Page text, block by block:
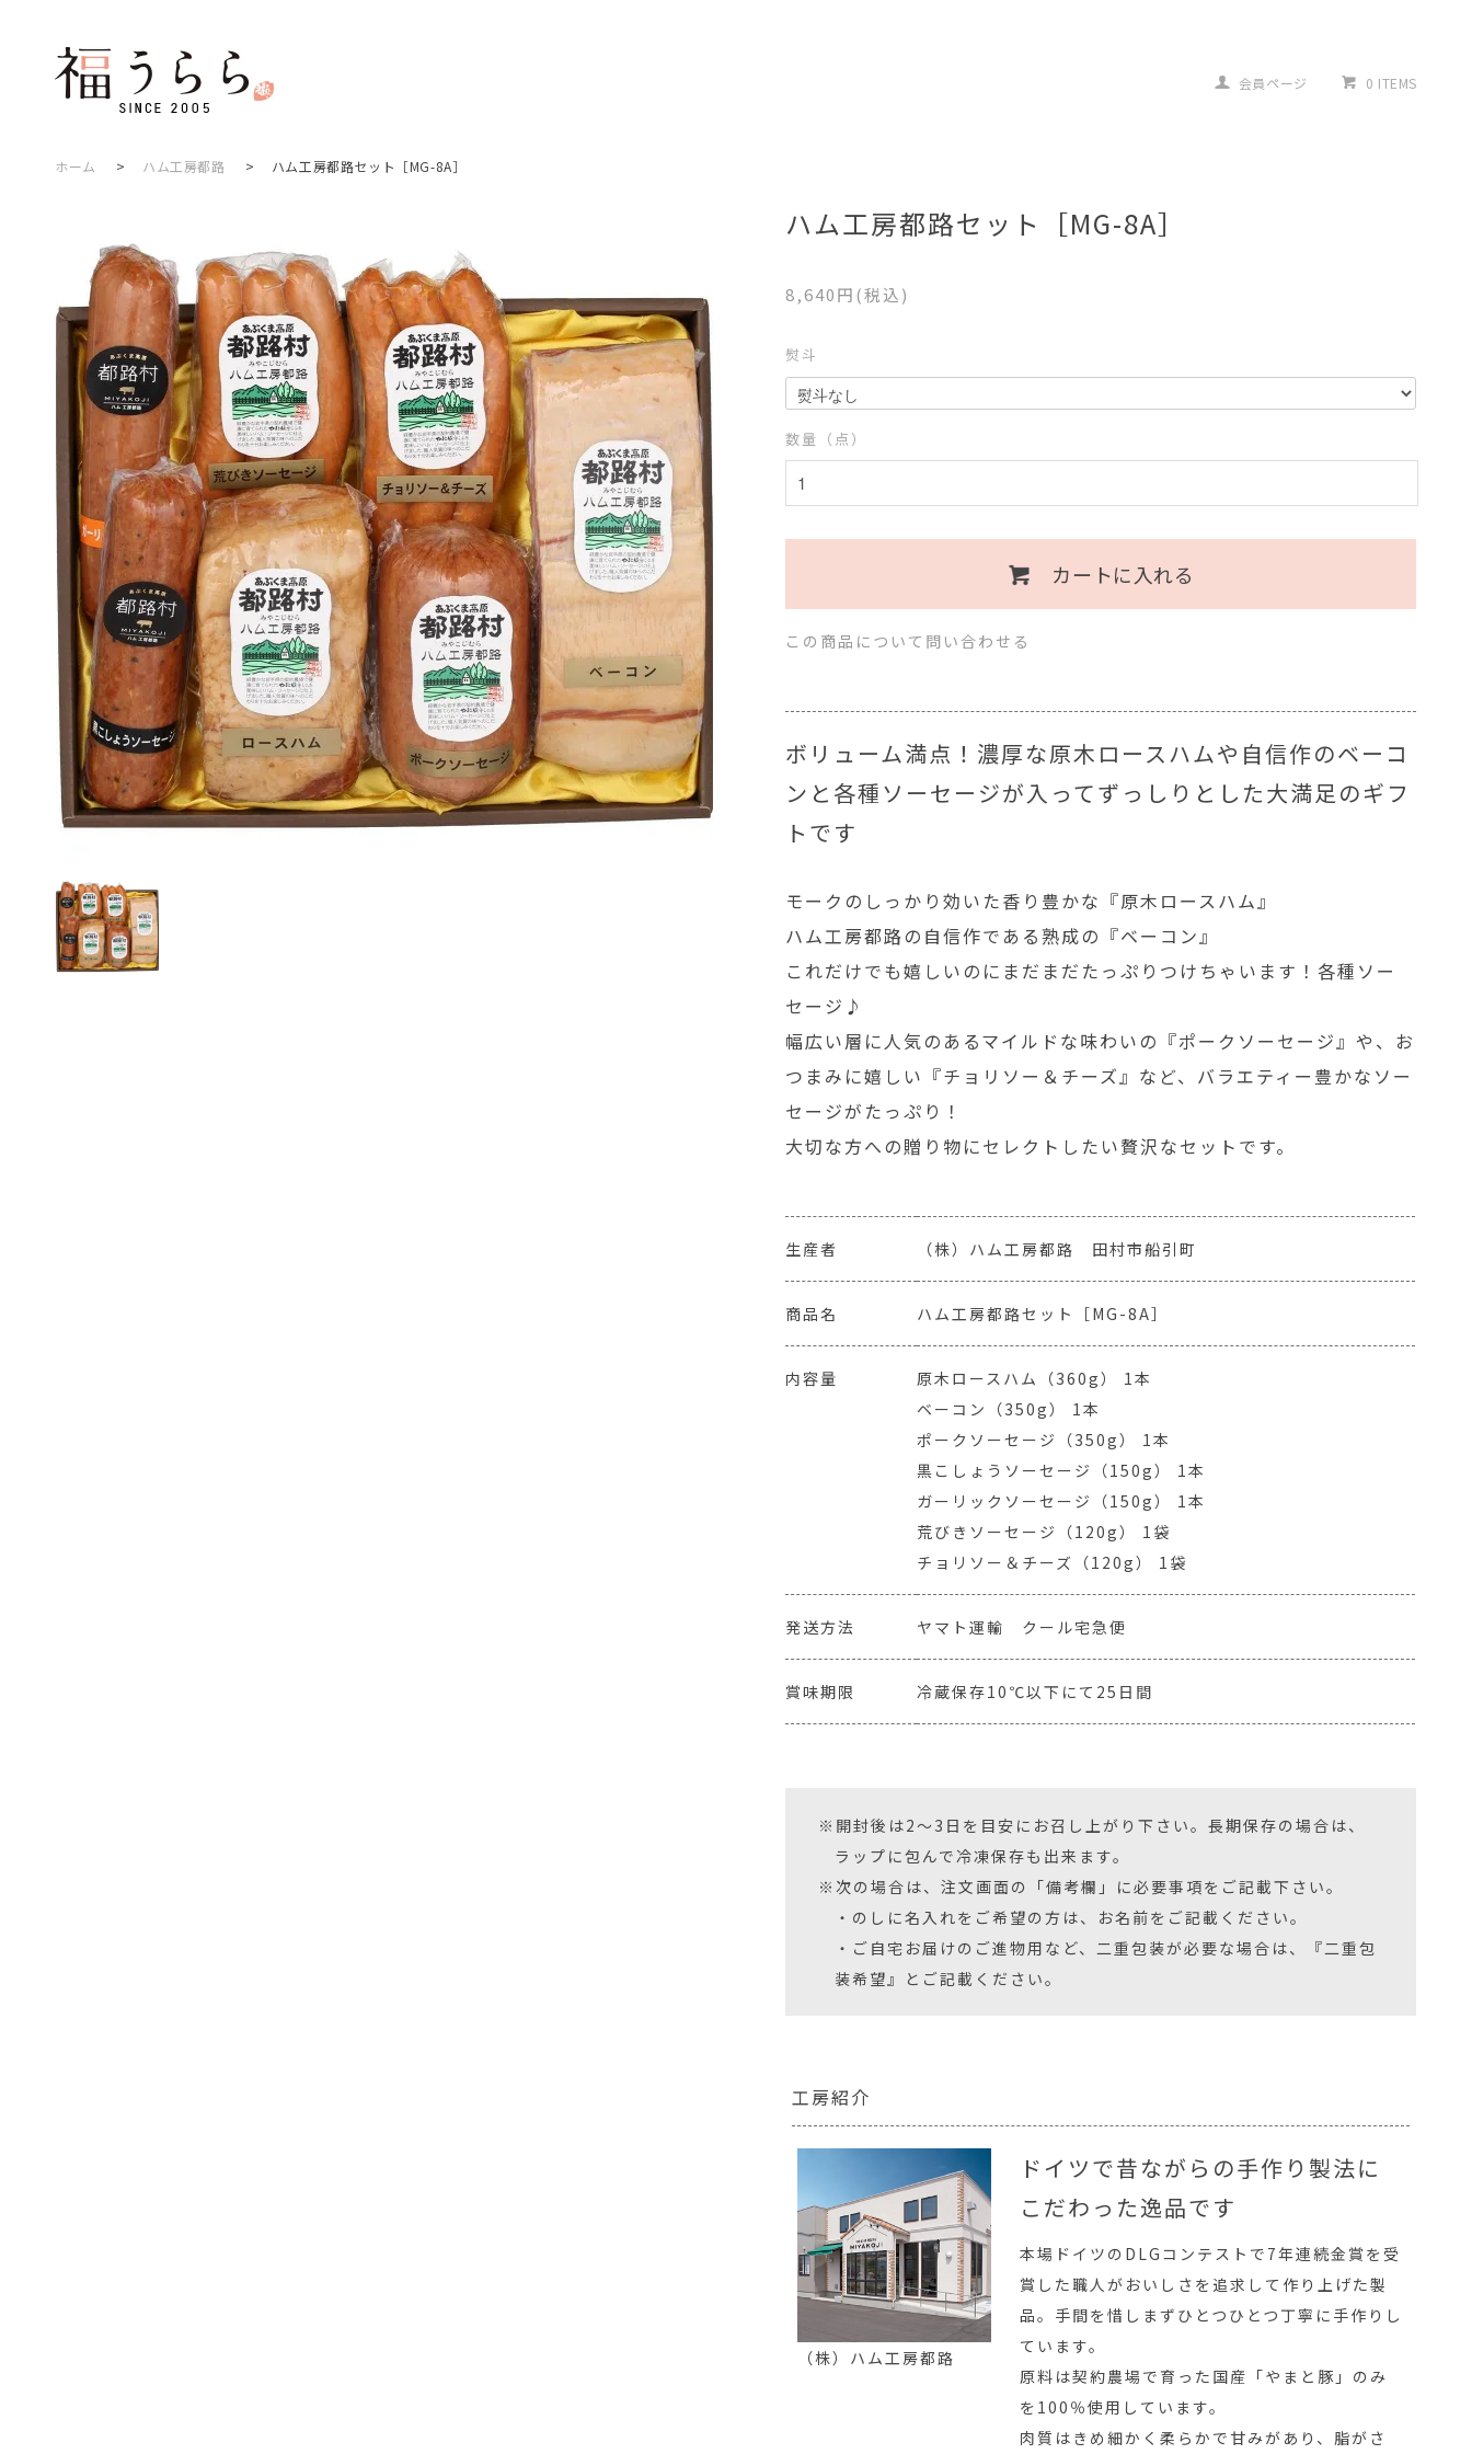
会員ページ 0 ITEMS
ホーム > ハム工房都路 > ハム工房都路セット［MG-8A］
ハム工房都路セット［MG-8A］
8,640円(税込)
熨斗
数量（点）
カートに入れる
この商品について問い合わせる
ボリューム満点！濃厚な原木ロースハムや自信作のベーコ
ンと各種ソーセージが入ってずっしりとした大満足のギフ
トです
モークのしっかり効いた香り豊かな『原木ロースハム』
ハム工房都路の自信作である熟成の『ベーコン』
これだけでも嬉しいのにまだまだたっぷりつけちゃいます！各種ソー
セージ♪
幅広い層に人気のあるマイルドな味わいの『ポークソーセージ』や、お
つまみに嬉しい『チョリソー＆チーズ』など、バラエティー豊かなソー
セージがたっぷり！
大切な方への贈り物にセレクトしたい贅沢なセットです。
生産者 （株）ハム工房都路 田村市船引町
商品名 ハム工房都路セット［MG-8A］
内容量
原木ロースハム（360g） 1本
ベーコン（350g） 1本
ポークソーセージ（350g） 1本
黒こしょうソーセージ（150g） 1本
ガーリックソーセージ（150g） 1本
荒びきソーセージ（120g） 1袋
チョリソー＆チーズ（120g） 1袋
発送方法 ヤマト運輸 クール宅急便
賞味期限 冷蔵保存10℃以下にて25日間
※開封後は2〜3日を目安にお召し上がり下さい。長期保存の場合は、
ラップに包んで冷凍保存も出来ます。
※次の場合は、注文画面の「備考欄」に必要事項をご記載下さい。
・のしに名入れをご希望の方は、お名前をご記載ください。
・ご自宅お届けのご進物用など、二重包装が必要な場合は、『二重包
装希望』とご記載ください。
工房紹介
（株）ハム工房都路
ドイツで昔ながらの手作り製法に
こだわった逸品です
本場ドイツのDLGコンテストで7年連続金賞を受
賞した職人がおいしさを追求して作り上げた製
品。手間を惜しまずひとつひとつ丁寧に手作りし
ています。
原料は契約農場で育った国産「やまと豚」のみ
を100％使用しています。
肉質はきめ細かく柔らかで甘みがあり、脂がさ